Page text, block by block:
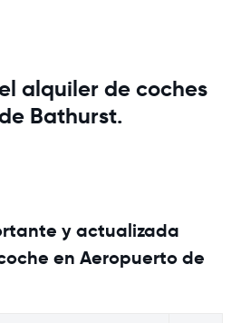
alquiler de coches
Bathurst.
y actualizada
en Aeropuerto de